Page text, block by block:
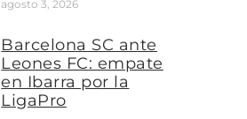
agosto 3, 2026
Barcelona SC ante
Leones FC: empate
en Ibarra por la
LigaPro